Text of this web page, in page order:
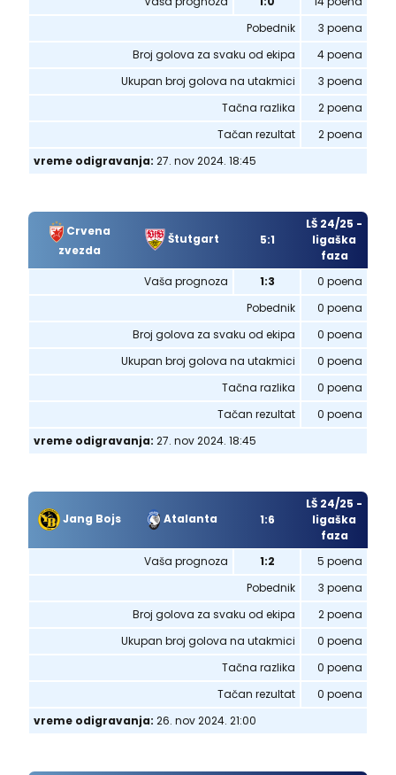
Pobednik
3 poena
Broj golova za svaku od ekipa
4 poena
Ukupan broj golova na utakmici
3 poena
Tačna razlika
2 poena
Tačan rezultat
2 poena
vreme odigravanja: 27. nov 2024. 18:45
Crvena
zvezda
Štutgart 5:1
LŠ 24/25 -
ligaška
faza
Vaša prognoza
1:3
0 poena
Pobednik
0 poena
Broj golova za svaku od ekipa
0 poena
Ukupan broj golova na utakmici
0 poena
Tačna razlika
0 poena
Tačan rezultat
0 poena
vreme odigravanja: 27. nov 2024. 18:45
Jang Bojs Atalanta 1:6
LŠ 24/25 -
ligaška
faza
Vaša prognoza
1:2
5 poena
Pobednik
3 poena
Broj golova za svaku od ekipa
2 poena
Ukupan broj golova na utakmici
0 poena
Tačna razlika
0 poena
Tačan rezultat
0 poena
vreme odigravanja: 26. nov 2024. 21:00